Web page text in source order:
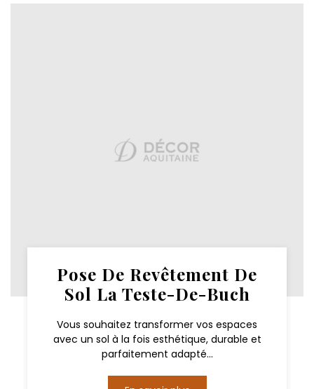
Pose De Revêtement De
Sol La Teste-De-Buch
Vous souhaitez transformer vos espaces
avec un sol à la fois esthétique, durable et
parfaitement adapté...